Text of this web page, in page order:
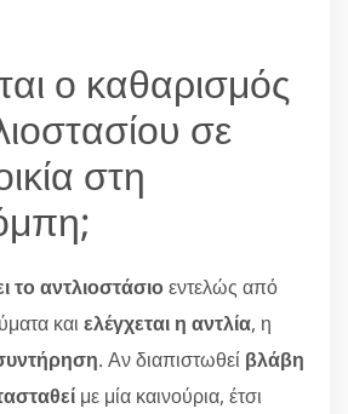
ο καθαρισμός
σε
στη
το αντλιοστάσιοεντελώς από
και ελέγχεται η αντλία, η
. Αν διαπιστωθεί βλάβη
με μία καινούρια, έτσι